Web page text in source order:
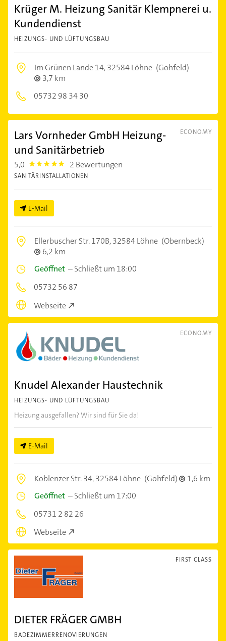
Krüger M. Heizung Sanitär Klempnerei u.
Kundendienst
HEIZUNGS- UND LÜFTUNGSBAU
Im Grünen Lande 14,32584 Löhne (Gohfeld)
3,7 km
05732 98 34 30
ECONOMY
Lars Vornheder GmbH Heizung-
und Sanitärbetrieb
5,0 5.0 2 Bewertungen
SANITÄRINSTALLATIONEN
E-Mail
Ellerbuscher Str. 170B,32584 Löhne (Obernbeck)
6,2 km
Geöffnet –Schließt um 18:00
05732 56 87
Webseite
ECONOMY
Knudel Alexander Haustechnik
HEIZUNGS- UND LÜFTUNGSBAU
Heizung ausgefallen? Wir sind für Sie da!
E-Mail
Koblenzer Str. 34,32584 Löhne (Gohfeld)
1,6 km
Geöffnet –Schließt um 17:00
05731 2 82 26
Webseite
FIRST CLASS
DIETER FRÄGER GMBH
BADEZIMMERRENOVIERUNGEN